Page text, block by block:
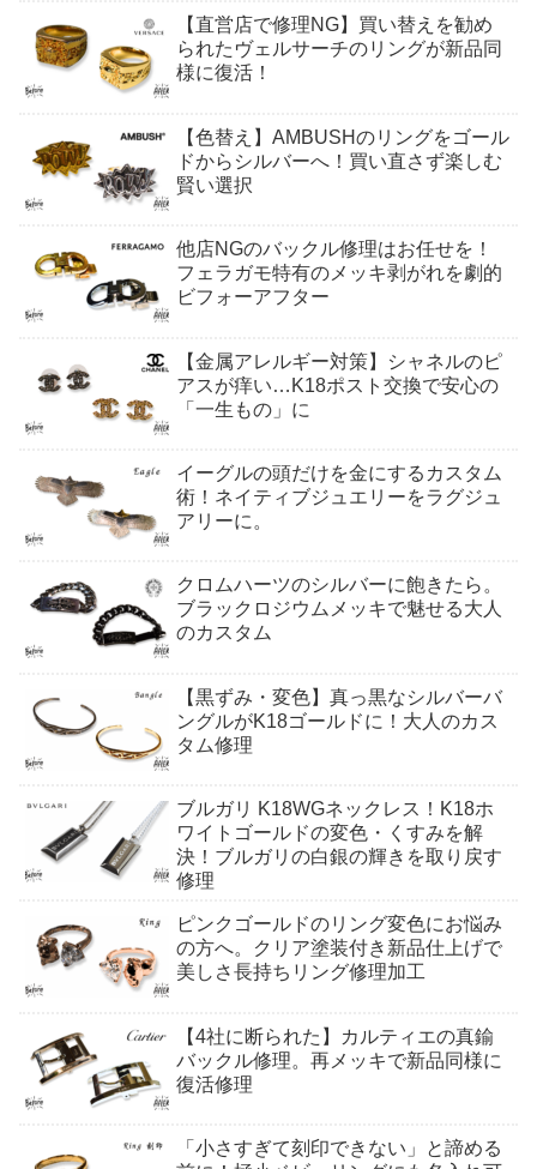
【直営店で修理NG】買い替えを勧め
られたヴェルサーチのリングが新品同
様に復活！
【色替え】AMBUSHのリングをゴール
ドからシルバーへ！買い直さず楽しむ
賢い選択
他店NGのバックル修理はお任せを！
フェラガモ特有のメッキ剥がれを劇的
ビフォーアフター
【金属アレルギー対策】シャネルのピ
アスが痒い…K18ポスト交換で安心の
「一生もの」に
イーグルの頭だけを金にするカスタム
術！ネイティブジュエリーをラグジュ
アリーに。
クロムハーツのシルバーに飽きたら。
ブラックロジウムメッキで魅せる大人
のカスタム
【黒ずみ・変色】真っ黒なシルバーバ
ングルがK18ゴールドに！大人のカス
タム修理
ブルガリ K18WGネックレス！K18ホ
ワイトゴールドの変色・くすみを解
決！ブルガリの白銀の輝きを取り戻す
修理
ピンクゴールドのリング変色にお悩み
の方へ。クリア塗装付き新品仕上げで
美しさ長持ちリング修理加工
【4社に断られた】カルティエの真鍮
バックル修理。再メッキで新品同様に
復活修理
「小さすぎて刻印できない」と諦める